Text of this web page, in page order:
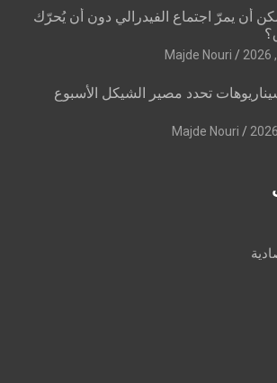
أن يمرّ اجتماع الفيدرالي دون أن يُحرّك
Majde Nouri
تحدد مصير الشيكل الأسبوع
Majde Nouri